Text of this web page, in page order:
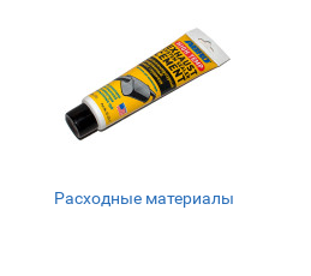
Расходные материалы